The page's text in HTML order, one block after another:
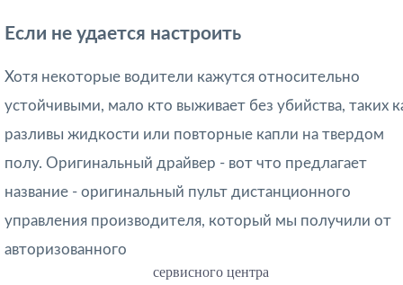
Если не удается настроить
Хотя некоторые водители кажутся относительно
устойчивыми, мало кто выживает без убийства, таких
разливы жидкости или повторные капли на твердом
полу. Оригинальный драйвер - вот что предлагает
название - оригинальный пульт дистанционного
управления производителя, который мы получили от
авторизованного
сервисного центра